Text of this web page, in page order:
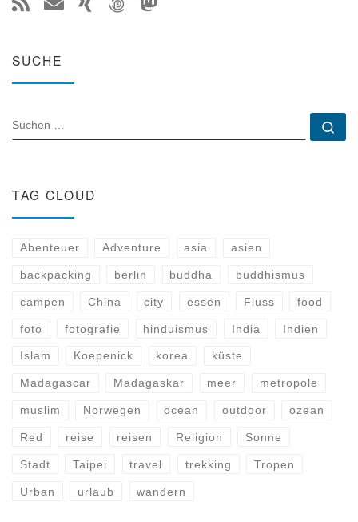
SUCHE
SUCHE
TAG CLOUD
Abenteuer Adventure asia asien
backpacking berlin buddha buddhismus
campen China city essen Fluss food
foto fotografie hinduismus India Indien
Islam Koepenick korea küste
Madagascar Madagaskar meer metropole
muslim Norwegen ocean outdoor ozean
Red reise reisen Religion Sonne
Stadt Taipei travel trekking Tropen
Urban urlaub wandern